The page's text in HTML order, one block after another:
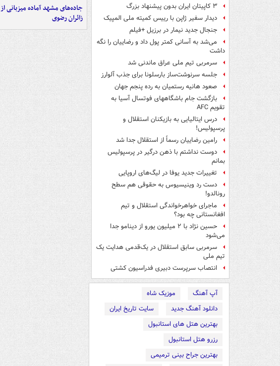
۳ کاپیتان ایران بدون پیشنهاد بزرگ
دیدار سفیر ژاپن با رییس کمیته ملی المپیک
جنجال جدید نیمار در برزیل +فیلم
می‌شد به آسانی کمتر پول داد و رضاییان را نگه
داشت
سرمربی تیم ملی عراق ماندنی شد
جلسه سرنوشت‌ساز بارسلونا برای جذب آلوارز
صعود هانیه رستمیان به رده پنجم جهان
بازگشت جام باشگاههای فوتسال آسیا به
تقویم AFC
درس ایتالیایی‌ به بازیکنان استقلال و
پرسپولیس!
رامین رضاییان رسماً از استقلال جدا شد
دوست نداشتم با ذهن درگیر در پرسپولیس
بمانم
تغییرات جدید یوفا در لیگ‌های اروپایی
دست رد وینیسیوس به حقوقی هم سطح
رونالدو!
ماجرای خواهرخواندگی استقلال و تیم
افغانستانی چه بود؟
حسین نژاد با ۲ میلیون یورو از دینامو جدا
می‌شود
سرمربی سابق استقلال در یک‌قدمی هدایت یک
تیم ملی
انتصاب سرپرست دبیری فدراسیون کشتی
آپ آهنگ
موزیک شاه
دانلود آهنگ جدید
سایت تاریخ ایران
بهترین هتل های استانبول
رزرو هتل استانبول
بهترین جراح بینی ترمیمی
جاده‌های مشهد آماده میزبانی از
زائران رضوی